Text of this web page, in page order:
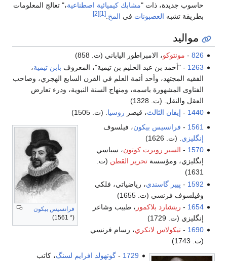
حاسوب جديدة، ذات "مشابك كيميائية اصطناعية،" تعالج المعلومات
بطريقة تشبه العصبونات في المخ .
[1]
[2]
مواليد
826
- مونتوكو، الامبراطور الياباني (ت. 858)
1263 - "أحمد بن عبد الحليم بن تيمية"، المعروف بابن تيمية،
الفقيه المجتهد، وأحد أئمة العلم في القرن السابع الهجري، وصاحب
الفتاوى المشهورة باسمه، ومنهاج السنة النبوية، ودرء تعارض
العقل والنقل. (ت. 1328)
1440
- إيڤان الثالث، قيصر روسيا . (ت. 1505)
فرانسيس بيكون
(* 1561)
1561
- فرانسيس بيكون، فيلسوف
إنگليزي . (ت. 1626)
1570
- السير روبرت كوتون، سياسي
إنگليزي، ومؤسسةتحرير القطن (ت.
1631)
1592
- پيير گاسندي، رياضياتي، فلكي
وفيلسوف فرنسي (ت. 1655)
1654
- ريتشارد بلاكمور ، طبيب وشاعر
إنگليزي (ت. 1729)
1690
- نيكولاس لانكري، رسام فرنسي
(ت. 1743)
1729
- گوتهولد افرايم لسنگ، كاتب